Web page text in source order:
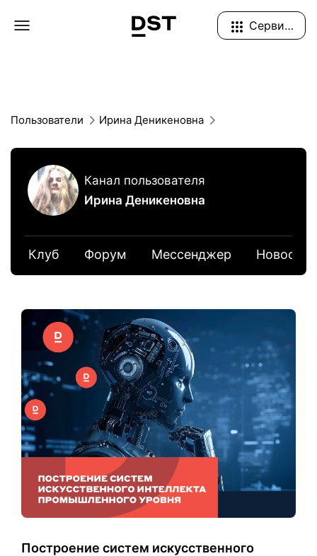
Navigation Menu Сервисы
Пользователи Ирина Деникеновна
Канал пользователя
Ирина Деникеновна
Клуб Форум Мессенджер Новости
Построение систем искусственного